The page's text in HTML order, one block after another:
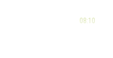
08:10